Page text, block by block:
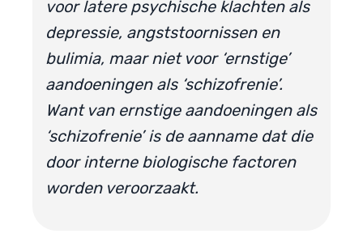
voor latere psychische klachten als
depressie, angststoornissen en
bulimia, maar niet voor ‘ernstige’
aandoeningen als ‘schizofrenie’.
Want van ernstige aandoeningen als
‘schizofrenie’ is de aanname dat die
door interne biologische factoren
worden veroorzaakt.